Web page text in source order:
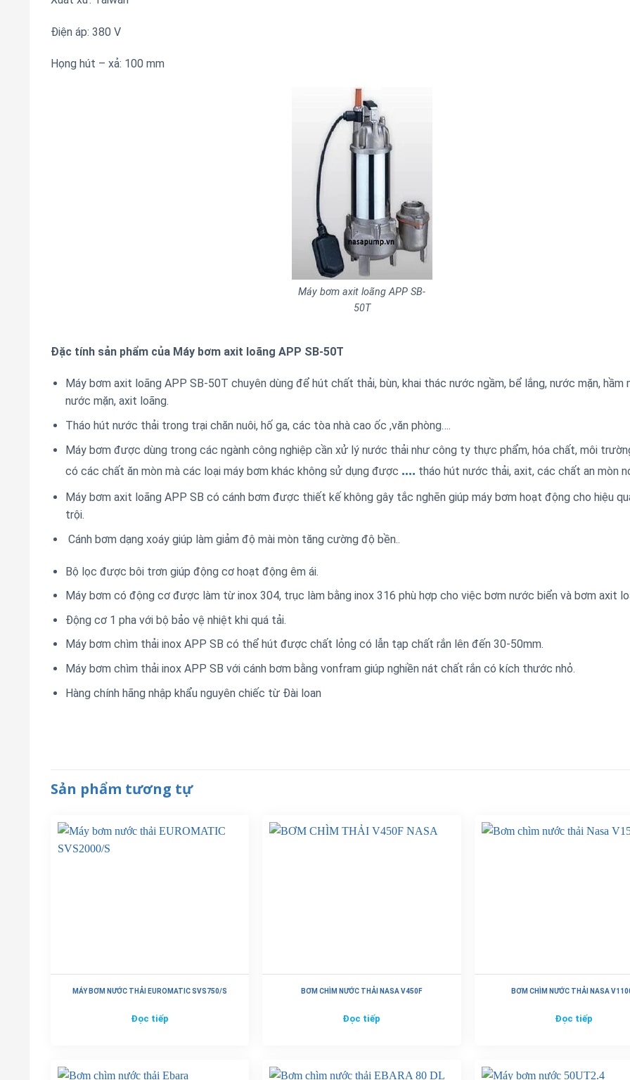
Điện áp: 380 V
Họng hút – xả: 100 mm
Máy bơm axit loãng APP SB-
50T
Đặc tính sản phẩm của Máy bơm axit loãng APP SB-50T
Máy bơm axit loãng APP SB-50T chuyên dùng để hút chất thải, bùn, khai thác nước ngầm, bể lắng, nước mặn, hầm
nước mặn, axit loãng.
Tháo hút nước thải trong trại chăn nuôi, hố ga, các tòa nhà cao ốc ,văn phòng….
Máy bơm được dùng trong các ngành công nghiệp cần xử lý nước thải như công ty thực phẩm, hóa chất, môi
có các chất ăn mòn mà các loại máy bơm khác không sử dụng được .… tháo hút nước thải, axit, các chất an mòn
Máy bơm axit loãng APP SB có cánh bơm được thiết kế không gây tắc nghẽn giúp máy bơm hoạt động cho hiệu
trội.
Cánh bơm dạng xoáy giúp làm giảm độ mài mòn tăng cường độ bền..
Bộ lọc được bôi trơn giúp động cơ hoạt động êm ái.
Máy bơm có động cơ được làm từ inox 304, trục làm bằng inox 316 phù hợp cho việc bơm nước biển và bơm axit
Động cơ 1 pha với bộ bảo vệ nhiệt khi quá tải.
Máy bơm chìm thải inox APP SB có thể hút được chất lỏng có lẫn tạp chất rắn lên đến 30-50mm.
Máy bơm chìm thải inox APP SB với cánh bơm bằng vonfram giúp nghiền nát chất rắn có kích thước nhỏ.
Hàng chính hãng nhập khẩu nguyên chiếc từ Đài loan
Sản phẩm tương tự
MÁY BƠM NƯỚC THẢI EUROMATIC SVS750/S
Đọc tiếp
BƠM CHÌM NƯỚC THẢI NASA V450F
Đọc tiếp
BƠM CHÌM NƯỚC THẢI NASA
Đọc tiếp